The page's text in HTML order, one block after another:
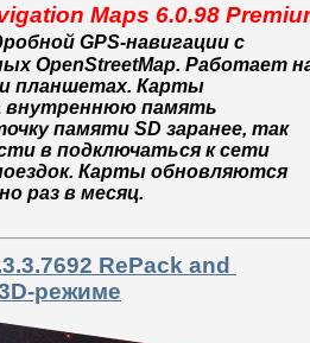
Maps 6.0.98
GPS-навигации с
OpenStreetMap. Работает
планшетах. Карты
внутреннюю память
памяти SD заранее, так
в подключаться к сети
Карты обновляются
раз в месяц.
RePack and
режиме